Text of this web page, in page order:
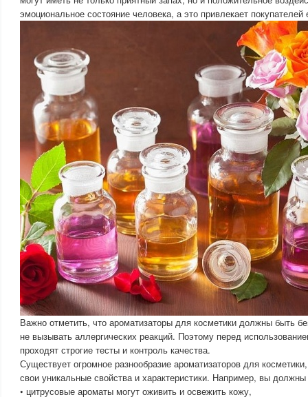
эмоциональное состояние человека, а это привлекает
Важно отметить, что ароматизаторы для косметики должны быть
не вызывать аллергических реакций. Поэтому перед
проходят строгие тесты и контроль качества.
Существует огромное разнообразие ароматизаторов для
свои уникальные свойства и характеристики. Например, вы должны
• цитрусовые ароматы могут оживить и освежить кожу,